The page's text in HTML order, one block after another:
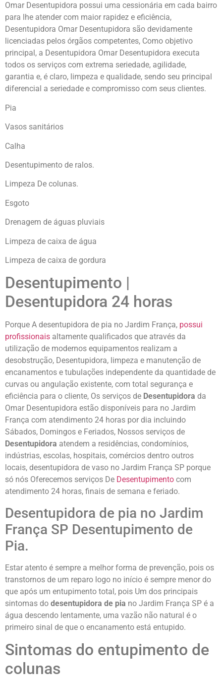
Omar Desentupidora possui uma cessionária em cada bairro
para lhe atender com maior rapidez e eficiência,
Desentupidora Omar Desentupidora são devidamente
licenciadas pelos órgãos competentes, Como objetivo
principal, a Desentupidora Omar Desentupidora executa
todos os serviços com extrema seriedade, agilidade,
garantia e, é claro, limpeza e qualidade, sendo seu principal
diferencial a seriedade e compromisso com seus clientes.
Pia
Vasos sanitários
Calha
Desentupimento de ralos.
Limpeza De colunas.
Esgoto
Drenagem de águas pluviais
Limpeza de caixa de água
Limpeza de caixa de gordura
Desentupimento |
Desentupidora 24 horas
Porque A desentupidora de pia no Jardim França, possui
profissionais altamente qualificados que através da
utilização de modernos equipamentos realizam a
desobstrução, Desentupidora, limpeza e manutenção de
encanamentos e tubulações independente da quantidade de
curvas ou angulação existente, com total segurança e
eficiência para o cliente, Os serviços de Desentupidora da
Omar Desentupidora estão disponíveis para no Jardim
França com atendimento 24 horas por dia incluindo
Sábados, Domingos e Feriados, Nossos serviços de
Desentupidora atendem a residências, condomínios,
indústrias, escolas, hospitais, comércios dentro outros
locais, desentupidora de vaso no Jardim França SP porque
só nós Oferecemos serviços De Desentupimento com
atendimento 24 horas, finais de semana e feriado.
Desentupidora de pia no Jardim
França SP Desentupimento de
Pia.
Estar atento é sempre a melhor forma de prevenção, pois os
transtornos de um reparo logo no início é sempre menor do
que após um entupimento total, pois Um dos principais
sintomas do desentupidora de pia no Jardim França SP é a
água descendo lentamente, uma vazão não natural é o
primeiro sinal de que o encanamento está entupido.
Sintomas do entupimento de
colunas